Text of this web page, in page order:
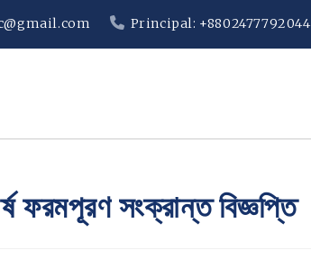
Principal: +8802477792044
ফরমপূরণ সংক্রান্ত বিজ্ঞপ্তি